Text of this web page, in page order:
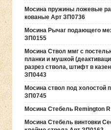
Мосина пружины ложевые
кованые Арт ЗП0736
Мосина Рычаг подающего
ЗП0155
Мосина Ствол ммг с
планки и мушкой
разрез ствола, штифт в
ЗП0443
Мосина ствол под холостой
ЗП0745
Мосина Стебель Remington
Мосина Стебель винтовки